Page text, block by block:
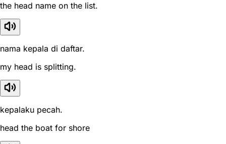
the head name on the list.
nama kepala di daftar.
my head is splitting.
kepalaku pecah.
head the boat for shore